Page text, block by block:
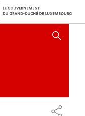
AFFICHER / MASQUER